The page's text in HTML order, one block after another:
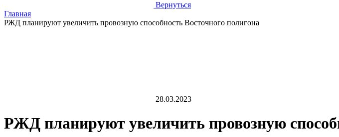
Вернуться
Главная
РЖД планируют увеличить провозную способность Восточного полигона
28.03.2023
РЖД планируют увеличить провозную